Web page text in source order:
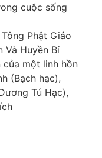
cuộc sống
Phật Giáo
Và Huyền Bí
của một linh hồn
(Bạch hạc),
Tú Hạc),